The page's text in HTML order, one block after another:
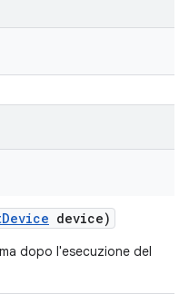
Device device)
dopo l'esecuzione del